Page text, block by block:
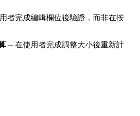
者完成編輯欄位後驗證，而非在按
— 在使用者完成調整大小後重新計